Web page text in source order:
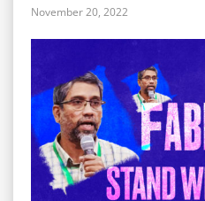
November 20, 2022